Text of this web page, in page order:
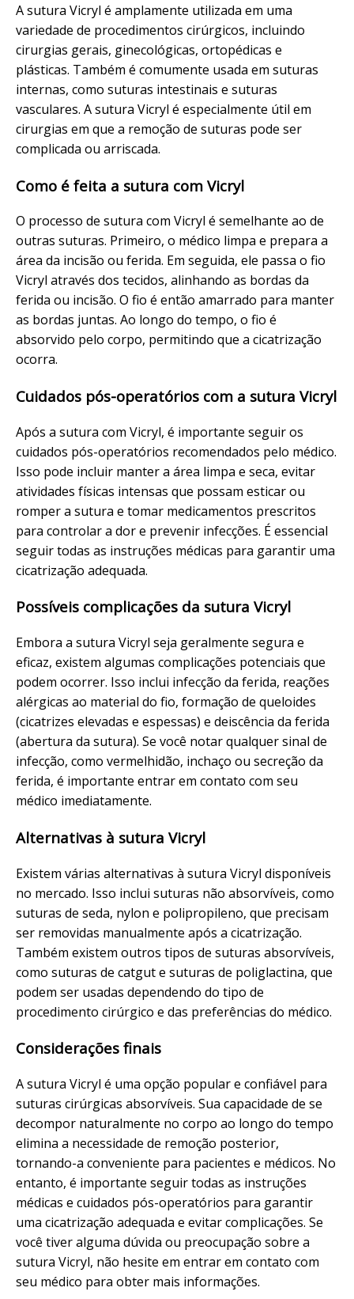
A sutura Vicryl é amplamente utilizada em uma
variedade de procedimentos cirúrgicos, incluindo
cirurgias gerais, ginecológicas, ortopédicas e
plásticas. Também é comumente usada em suturas
internas, como suturas intestinais e suturas
vasculares. A sutura Vicryl é especialmente útil em
cirurgias em que a remoção de suturas pode ser
complicada ou arriscada.
Como é feita a sutura com Vicryl
O processo de sutura com Vicryl é semelhante ao de
outras suturas. Primeiro, o médico limpa e prepara a
área da incisão ou ferida. Em seguida, ele passa o fio
Vicryl através dos tecidos, alinhando as bordas da
ferida ou incisão. O fio é então amarrado para manter
as bordas juntas. Ao longo do tempo, o fio é
absorvido pelo corpo, permitindo que a cicatrização
ocorra.
Cuidados pós-operatórios com a sutura Vicryl
Após a sutura com Vicryl, é importante seguir os
cuidados pós-operatórios recomendados pelo médico.
Isso pode incluir manter a área limpa e seca, evitar
atividades físicas intensas que possam esticar ou
romper a sutura e tomar medicamentos prescritos
para controlar a dor e prevenir infecções. É essencial
seguir todas as instruções médicas para garantir uma
cicatrização adequada.
Possíveis complicações da sutura Vicryl
Embora a sutura Vicryl seja geralmente segura e
eficaz, existem algumas complicações potenciais que
podem ocorrer. Isso inclui infecção da ferida, reações
alérgicas ao material do fio, formação de queloides
(cicatrizes elevadas e espessas) e deiscência da ferida
(abertura da sutura). Se você notar qualquer sinal de
infecção, como vermelhidão, inchaço ou secreção da
ferida, é importante entrar em contato com seu
médico imediatamente.
Alternativas à sutura Vicryl
Existem várias alternativas à sutura Vicryl disponíveis
no mercado. Isso inclui suturas não absorvíveis, como
suturas de seda, nylon e polipropileno, que precisam
ser removidas manualmente após a cicatrização.
Também existem outros tipos de suturas absorvíveis,
como suturas de catgut e suturas de poliglactina, que
podem ser usadas dependendo do tipo de
procedimento cirúrgico e das preferências do médico.
Considerações finais
A sutura Vicryl é uma opção popular e confiável para
suturas cirúrgicas absorvíveis. Sua capacidade de se
decompor naturalmente no corpo ao longo do tempo
elimina a necessidade de remoção posterior,
tornando-a conveniente para pacientes e médicos. No
entanto, é importante seguir todas as instruções
médicas e cuidados pós-operatórios para garantir
uma cicatrização adequada e evitar complicações. Se
você tiver alguma dúvida ou preocupação sobre a
sutura Vicryl, não hesite em entrar em contato com
seu médico para obter mais informações.